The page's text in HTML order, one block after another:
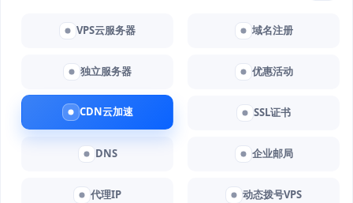
VPS云服务器 域名注册
独立服务器 优惠活动
CDN云加速 SSL证书
DNS 企业邮局
代理IP 动态拨号VPS